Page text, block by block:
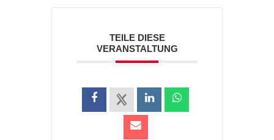
TEILE DIESE
VERANSTALTUNG